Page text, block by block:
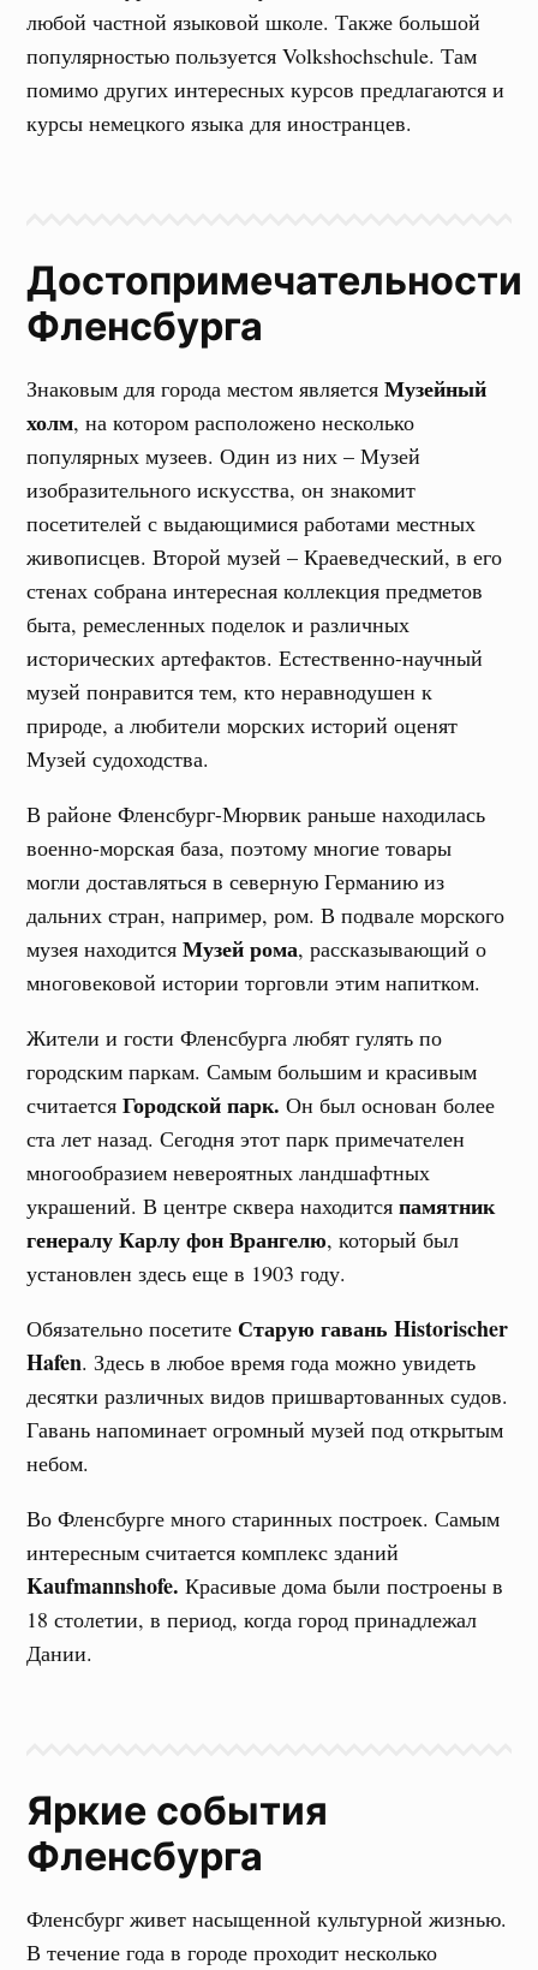
любой частной языковой школе. Также большой
популярностью пользуется Volkshochschule. Там
помимо других интересных курсов предлагаются и
курсы немецкого языка для иностранцев.
Достопримечательности
Фленсбурга
Знаковым для города местом являетсяМузейный
холм, на котором расположено несколько
популярных музеев. Один из них – Музей
изобразительного искусства, он знакомит
посетителей с выдающимися работами местных
живописцев. Второй музей – Краеведческий, в его
стенах собрана интересная коллекция предметов
быта, ремесленных поделок и различных
исторических артефактов. Естественно-научный
музей понравится тем, кто неравнодушен к
природе, а любители морских историй оценят
Музей судоходства.
В районе Фленсбург-Мюрвик раньше находилась
военно-морская база, поэтому многие товары
могли доставляться в северную Германию из
дальних стран, например, ром. В подвале морского
музея находитсяМузей рома, рассказывающий о
многовековой истории торговли этим напитком.
Жители и гости Фленсбурга любят гулять по
городским паркам. Самым большим и красивым
считаетсяГородской парк. Он был основан более
ста лет назад. Сегодня этот парк примечателен
многообразием невероятных ландшафтных
украшений. В центре сквера находитсяпамятник
генералу Карлу фон Врангелю, который был
установлен здесь еще в 1903 году.
Обязательно посетите Старую гавань Historischer
Hafen. Здесь в любое время года можно увидеть
десятки различных видов пришвартованных судов.
Гавань напоминает огромный музей под открытым
небом.
Во Фленсбурге много старинных построек. Самым
интересным считается комплекс зданий
Kaufmannshofe. Красивые дома были построены в
18 столетии, в период, когда город принадлежал
Дании.
Яркие события
Фленсбурга
Фленсбург живет насыщенной культурной жизнью.
В течение года в городе проходит несколько